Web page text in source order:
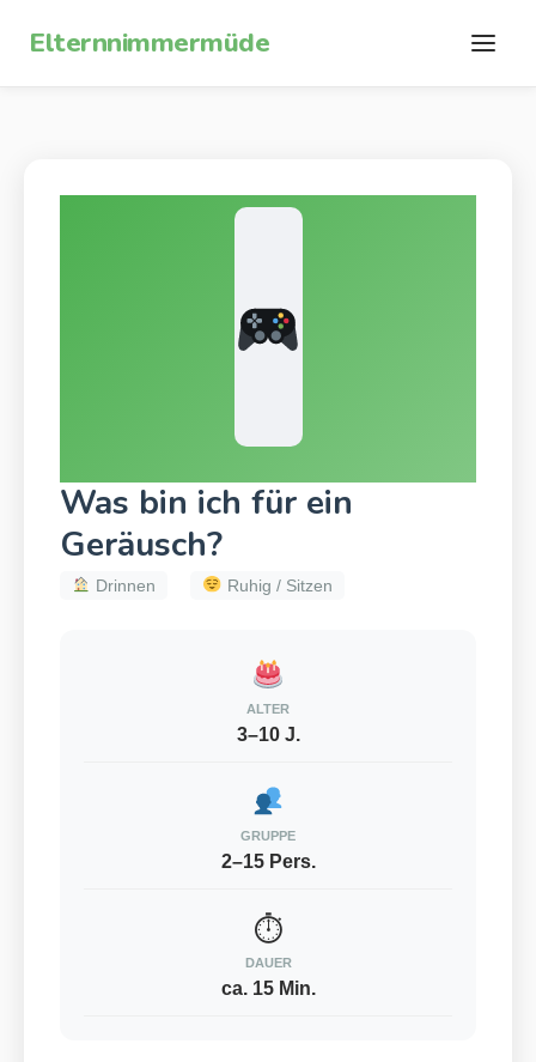
Elternnimmermüde
Was bin ich für ein
Geräusch?
Drinnen Ruhig / Sitzen
ALTER
3–10 J.
GRUPPE
2–15 Pers.
⏱
DAUER
ca. 15 Min.